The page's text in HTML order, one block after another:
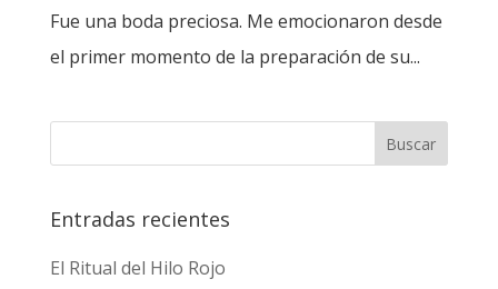
Fue una boda preciosa. Me emocionaron desde
el primer momento de la preparación de su...
Entradas recientes
El Ritual del Hilo Rojo